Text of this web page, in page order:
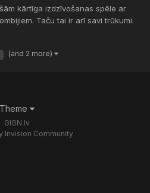
kārtīga izdzīvošanas spēle ar
Taču tai ir arī savi trūkumi.
(and 2 more)
Theme
GIGN.lv
Invision Community